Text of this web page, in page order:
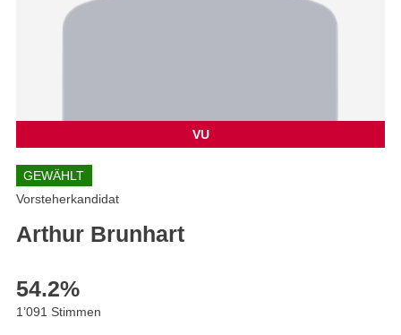
VU
GEWÄHLT
Vorsteherkandidat
Arthur Brunhart
54.2%
1’091 Stimmen